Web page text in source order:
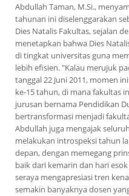
Abdullah Taman, M.Si.,
tahunan ini diselenggarakan
Dies Natalis Fakultas, sejalan
menetapkan bahwa Dies
di tingkat universitas guna
lebih efisien. "Kalau merujuk
tanggal 22 Juni 2011, momen
ke-15 tahun, di mana fakultas
jurusan bernama Pendidikan
bertransformasi menjadi
Abdullah juga mengajak
melakukan introspeksi tahun
depan, dengan memegang
baik dari kemarin dan hari
seraya mengapresiasi tren
semakin banyaknya dosen